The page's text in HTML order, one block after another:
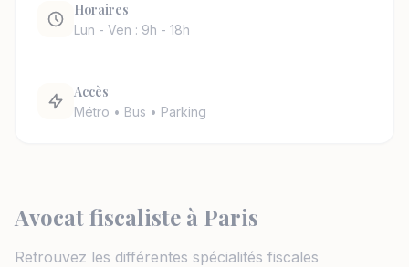
Horaires
Lun - Ven : 9h - 18h
Accès
Métro • Bus • Parking
Avocat fiscaliste à Paris
Retrouvez les différentes spécialités fiscales